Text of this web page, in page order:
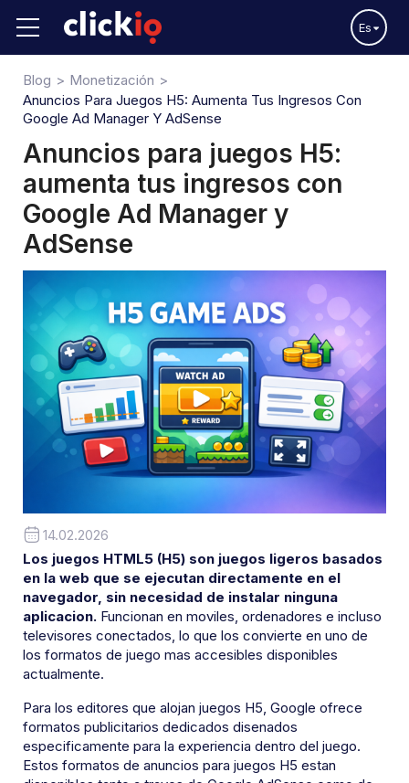
Es
Blog
Monetización
Anuncios Para Juegos H5: Aumenta Tus Ingresos Con
Google Ad Manager Y AdSense
Anuncios para juegos H5:
aumenta tus ingresos con
Google Ad Manager y
AdSense
14.02.2026
Los juegos HTML5 (H5) son juegos ligeros basados
en la web que se ejecutan directamente en el
navegador, sin necesidad de instalar ninguna
aplicacion. Funcionan en moviles, ordenadores e incluso
televisores conectados, lo que los convierte en uno de
los formatos de juego mas accesibles disponibles
actualmente.
Para los editores que alojan juegos H5, Google ofrece
formatos publicitarios dedicados disenados
especificamente para la experiencia dentro del juego.
Estos formatos de anuncios para juegos H5 estan